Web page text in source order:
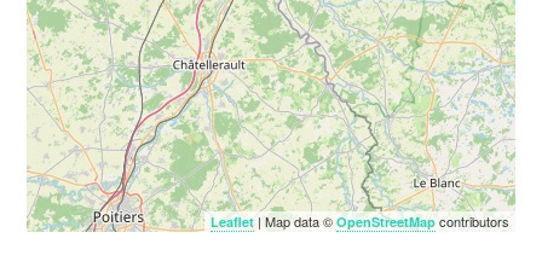
Leaflet| Map data ©OpenStreetMapcontributors